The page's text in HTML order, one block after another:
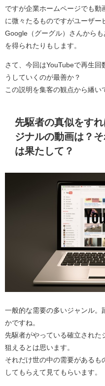
ですが企業ホームページでも動
に微々たるものですがユーザー
Google（グーグル）さんから
を得られたりもします。
さて、今回はYouTubeで再生
うしていくのが最善か？
この説明を集客の観点から繙い
先駆者の真似をす
ジナルの動画は？
は果たして？
一般的な需要の多いジャンル。
かですね。
先駆者がやっている確立された
狙えるとは思います。
それだけ世の中の需要がある
してもらえて見てもらいます。